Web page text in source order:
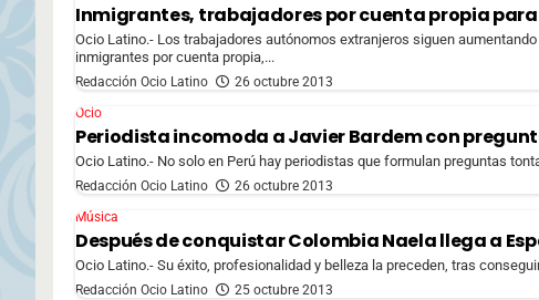
Inmigrantes, trabajadores por cuenta propia para
Ocio Latino.- Los trabajadores autónomos extranjeros siguen
inmigrantes por cuenta propia,...
Redacción Ocio Latino
26 octubre 2013
Ocio
Periodista incomoda a Javier Bardem con
Ocio Latino.- No solo en Perú hay periodistas que formulan preguntas
Redacción Ocio Latino
26 octubre 2013
Música
Después de conquistar Colombia Naela llega a
Ocio Latino.- Su éxito, profesionalidad y belleza la preceden, tras
Redacción Ocio Latino
25 octubre 2013